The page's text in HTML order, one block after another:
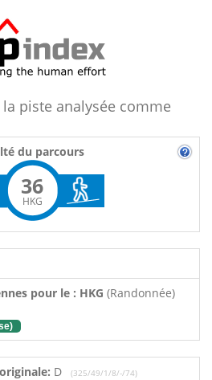
piste analysée comme
du parcours
36
HKG
pour le : HKG (Randonnée)
D (325/49/1/8/-/74)